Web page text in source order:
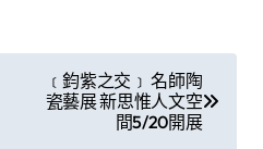
﹝鈞紫之交﹞ 名師陶
瓷藝展 新思惟人文空
間5/20開展